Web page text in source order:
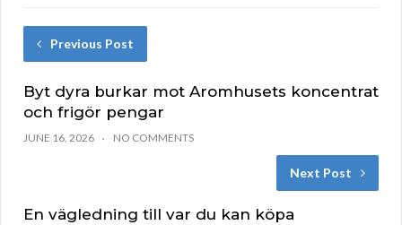
Previous Post
Byt dyra burkar mot Aromhusets koncentrat
och frigör pengar
JUNE 16, 2026 NO COMMENTS
Next Post
En vägledning till var du kan köpa